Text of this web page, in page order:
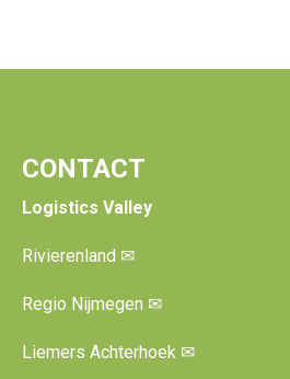
CONTACT
Logistics Valley
Rivierenland ✉
Regio Nijmegen ✉
Liemers Achterhoek ✉